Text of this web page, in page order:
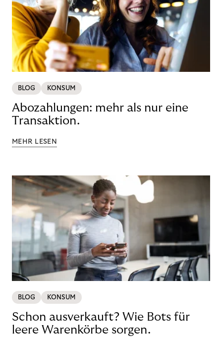
BLOG KONSUM
Abozahlungen: mehr als nur eine
Transaktion.
MEHR LESEN
BLOG KONSUM
Schon ausverkauft? Wie Bots für
leere Warenkörbe sorgen.